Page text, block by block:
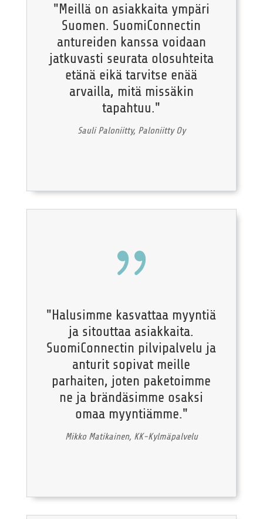
"Meillä on asiakkaita ympäri
Suomen. SuomiConnectin
antureiden kanssa voidaan
jatkuvasti seurata olosuhteita
etänä eikä tarvitse enää
arvailla, mitä missäkin
tapahtuu."
Sauli Paloniitty, Paloniitty Oy
{
"Halusimme kasvattaa myyntiä
ja sitouttaa asiakkaita.
SuomiConnectin pilvipalvelu ja
anturit sopivat meille
parhaiten, joten paketoimme
ne ja brändäsimme osaksi
omaa myyntiämme."
Mikko Matikainen, KK-Kylmäpalvelu